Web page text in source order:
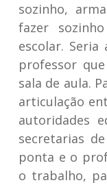
sozinho,
fazer
escolar.
professor
sala de aula.
articulação
autoridades
secretarias
ponta e o
o trabalho,